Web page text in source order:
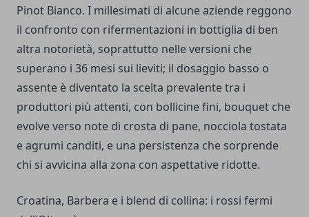
Pinot Bianco. I millesimati di alcune aziende reggono
il confronto con rifermentazioni in bottiglia di ben
altra notorietà, soprattutto nelle versioni che
superano i 36 mesi sui lieviti; il dosaggio basso o
assente è diventato la scelta prevalente tra i
produttori più attenti, con bollicine fini, bouquet che
evolve verso note di crosta di pane, nocciola tostata
e agrumi canditi, e una persistenza che sorprende
chi si avvicina alla zona con aspettative ridotte.
Croatina, Barbera e i blend di collina: i rossi fermi